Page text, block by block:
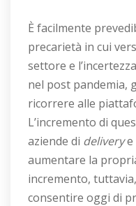
È facilmente
precarietà in cui
settore e
nel post pandemia,
ricorrere alle
L’incremento di
aziende di deliverye
aumentare la
incremento,
consentire oggi di